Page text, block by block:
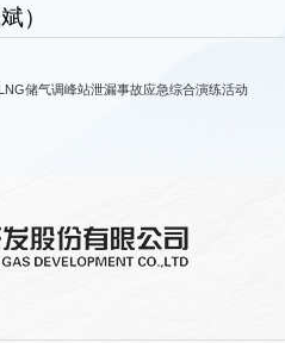
）
储气调峰站泄漏事故应急综合演练活动